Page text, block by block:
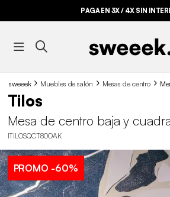
PAGA EN 3X / 4X SIN
sweeek Muebles de salón Mesas de centro
Tilos
Mesa de centro baja y
ITILOSQCT80OAK
PROMO -60%